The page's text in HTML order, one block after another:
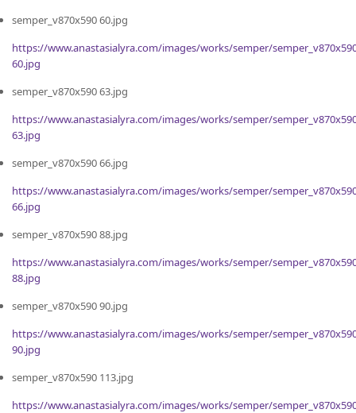
semper_v870x590 60.jpg
https://www.anastasialyra.com/images/works/semper/
60.jpg
semper_v870x590 63.jpg
https://www.anastasialyra.com/images/works/semper/
63.jpg
semper_v870x590 66.jpg
https://www.anastasialyra.com/images/works/semper/
66.jpg
semper_v870x590 88.jpg
https://www.anastasialyra.com/images/works/semper/
88.jpg
semper_v870x590 90.jpg
https://www.anastasialyra.com/images/works/semper/
90.jpg
semper_v870x590 113.jpg
https://www.anastasialyra.com/images/works/semper/